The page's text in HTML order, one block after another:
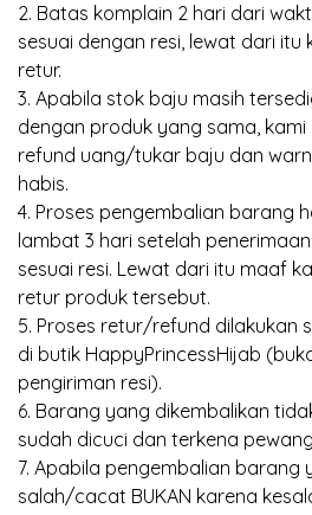
2. Batas komplain 2 hari dari
sesuai dengan resi, lewat dari itu
retur.
3. Apabila stok baju masih
dengan produk yang sama,
refund uang/tukar baju dan
habis.
4. Proses pengembalian barang
lambat 3 hari setelah
sesuai resi. Lewat dari itu maaf
retur produk tersebut.
5. Proses retur/refund dilakukan
di butik HappyPrincessHijab
pengiriman resi).
6. Barang yang dikembalikan
sudah dicuci dan terkena
7. Apabila pengembalian barang
salah/cacat BUKAN karena